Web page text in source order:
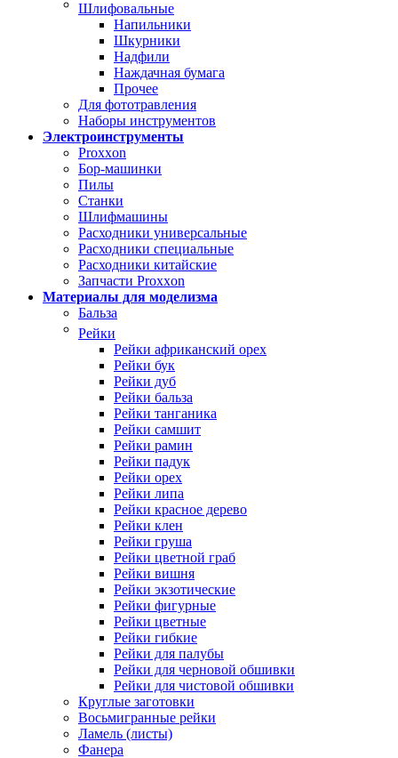
Шлифовальные
Напильники
Шкурники
Надфили
Наждачная бумага
Прочее
Для фототравления
Наборы инструментов
Электроинструменты
Proxxon
Бор-машинки
Пилы
Станки
Шлифмашины
Расходники универсальные
Расходники специальные
Расходники китайские
Запчасти Proxxon
Материалы для моделизма
Бальза
Рейки
Рейки африканский орех
Рейки бук
Рейки дуб
Рейки бальза
Рейки танганика
Рейки самшит
Рейки рамин
Рейки падук
Рейки орех
Рейки липа
Рейки красное дерево
Рейки клен
Рейки груша
Рейки цветной граб
Рейки вишня
Рейки экзотические
Рейки фигурные
Рейки цветные
Рейки гибкие
Рейки для палубы
Рейки для черновой обшивки
Рейки для чистовой обшивки
Круглые заготовки
Восьмигранные рейки
Ламель (листы)
Фанера